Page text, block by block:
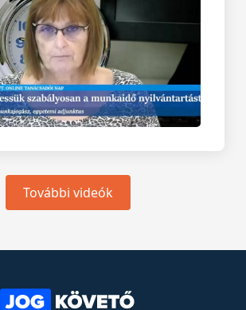
További videók